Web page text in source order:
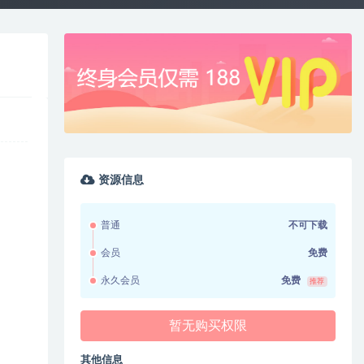
资源信息
普通 不可下载
会员 免费
永久会员 免费 推荐
暂无购买权限
其他信息